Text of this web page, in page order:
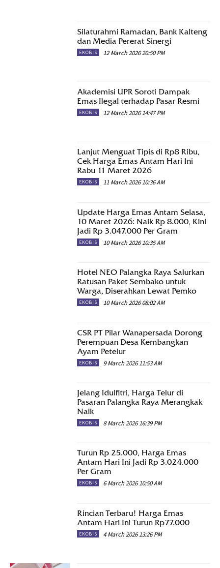
Silaturahmi Ramadan, Bank Kalteng
dan Media Pererat Sinergi
EKOBIS 12 March 2026 20:50 PM
Akademisi UPR Soroti Dampak
Emas Ilegal terhadap Pasar Resmi
EKOBIS 12 March 2026 14:47 PM
Lanjut Menguat Tipis di Rp8 Ribu,
Cek Harga Emas Antam Hari Ini
Rabu 11 Maret 2026
EKOBIS 11 March 2026 10:36 AM
Update Harga Emas Antam Selasa,
10 Maret 2026: Naik Rp 8.000, Kini
Jadi Rp 3.047.000 Per Gram
EKOBIS 10 March 2026 10:35 AM
Hotel NEO Palangka Raya Salurkan
Ratusan Paket Sembako untuk
Warga, Diserahkan Lewat Pemko
EKOBIS 10 March 2026 08:02 AM
CSR PT Pilar Wanapersada Dorong
Perempuan Desa Kembangkan
Ayam Petelur
EKOBIS 9 March 2026 11:53 AM
Jelang Idulfitri, Harga Telur di
Pasaran Palangka Raya Merangkak
Naik
EKOBIS 8 March 2026 16:39 PM
Turun Rp 25.000, Harga Emas
Antam Hari Ini Jadi Rp 3.024.000
Per Gram
EKOBIS 6 March 2026 10:50 AM
Rincian Terbaru! Harga Emas
Antam Hari Ini Turun Rp77.000
EKOBIS 4 March 2026 13:26 PM